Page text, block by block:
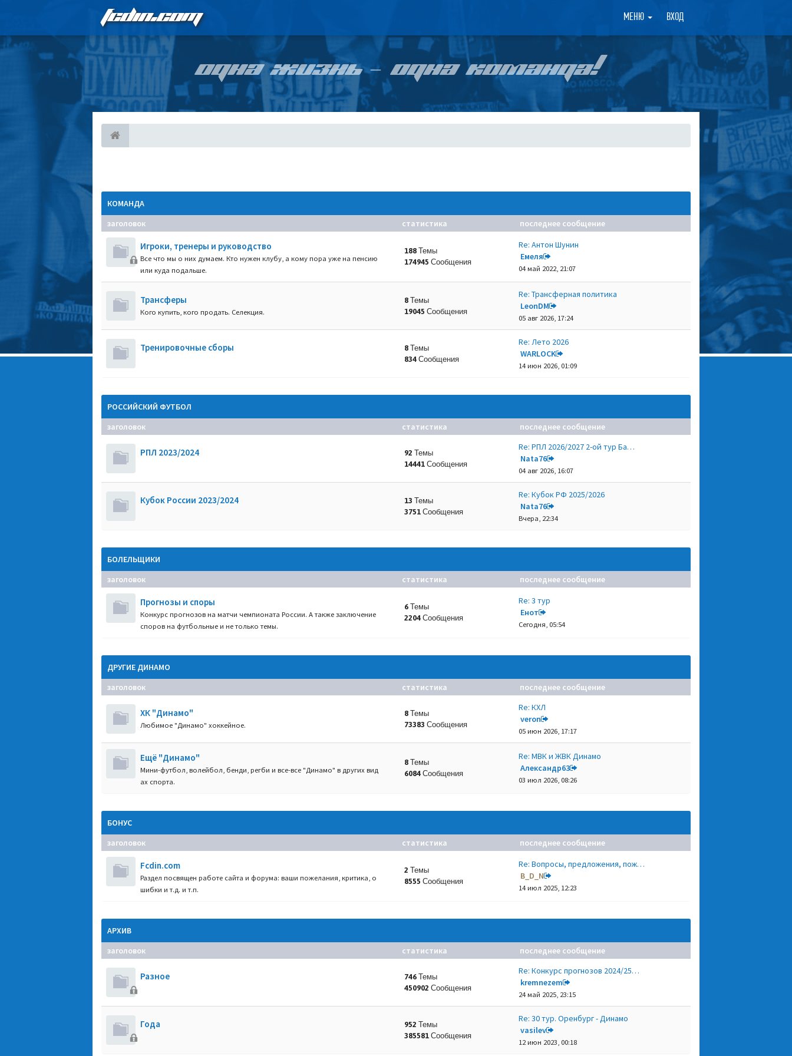
FCDIN.COM МЕНЮ ВХОД ×
ОДНА ЖИЗНЬ – ОДНА КОМАНДА!
КОМАНДА
заголовок
статистика последнее сообщение
Игроки, тренеры и руководство
Все что мы о них думаем. Кто нужен клубу, а кому пора уже на пенсию
или куда подальше.
188 Темы
174945 Сообщения
Re: Антон Шунин
Емеля
04 май 2022, 21:07
Трансферы
Кого купить, кого продать. Селекция.
8 Темы
19045 Сообщения
Re: Трансферная политика
LeonDM
05 авг 2026, 17:24
Тренировочные сборы
8 Темы
834 Сообщения
Re: Лето 2026
WARLOCK
14 июн 2026, 01:09
РОССИЙСКИЙ ФУТБОЛ
заголовок
статистика последнее сообщение
РПЛ 2023/2024
92 Темы
14441 Сообщения
Re: РПЛ 2026/2027 2-ой тур Ба…
Nata76
04 авг 2026, 16:07
Кубок России 2023/2024
13 Темы
3751 Сообщения
Re: Кубок РФ 2025/2026
Nata76
Вчера, 22:34
БОЛЕЛЬЩИКИ
заголовок
статистика последнее сообщение
Прогнозы и споры
Конкурс прогнозов на матчи чемпионата России. А также заключение
споров на футбольные и не только темы.
6 Темы
2204 Сообщения
Re: 3 тур
Енот
Сегодня, 05:54
ДРУГИЕ ДИНАМО
заголовок
статистика последнее сообщение
ХК "Динамо"
Любимое "Динамо" хоккейное.
8 Темы
73383 Сообщения
Re: КХЛ
veron
05 июн 2026, 17:17
Ещё "Динамо"
Мини-футбол, волейбол, бенди, регби и все-все "Динамо" в других вид
ах спорта.
8 Темы
6084 Сообщения
Re: МВК и ЖВК Динамо
Александр63
03 июл 2026, 08:26
БОНУС
заголовок
статистика последнее сообщение
Fcdin.com
Раздел посвящен работе сайта и форума: ваши пожелания, критика, о
шибки и т.д. и т.п.
2 Темы
8555 Сообщения
Re: Вопросы, предложения, пож…
B_D_N
14 июл 2025, 12:23
АРХИВ
заголовок
статистика последнее сообщение
Разное
746 Темы
450902 Сообщения
Re: Конкурс прогнозов 2024/25…
kremnezem
24 май 2025, 23:15
Года
952 Темы
385581 Сообщения
Re: 30 тур. Оренбург - Динамо
vasilev
12 июн 2023, 00:18